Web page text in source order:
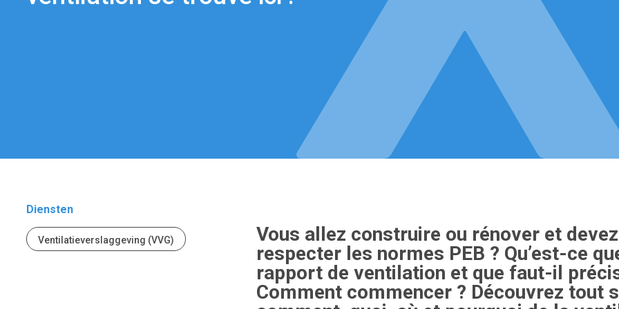
Diensten
Ventilatieverslaggeving (VVG)
Vous allez construire ou rénover et devez
respecter les normes PEB ? Qu’est-ce
rapport de ventilation et que faut-il
Comment commencer ? Découvrez tout